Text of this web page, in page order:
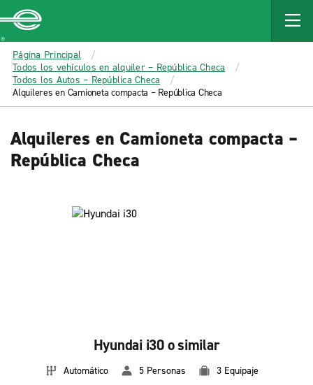
MAIN
CONTENT
Enterprise
Página Principal
Todos los vehículos en alquiler – República Checa
Todos los Autos – República Checa
Alquileres en Camioneta compacta – República Checa
Alquileres en Camioneta compacta –
República Checa
Hyundai i30 o similar
Automático 5 Personas 3 Equipaje